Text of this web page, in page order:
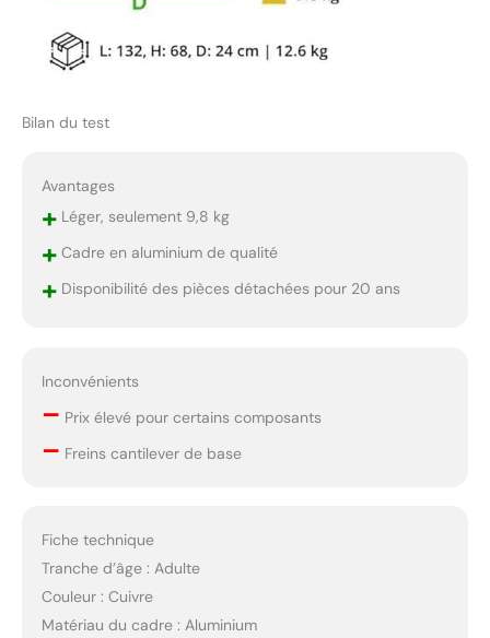
Bilan du test
Avantages
+Léger, seulement 9,8 kg
+Cadre en aluminium de qualité
+Disponibilité des pièces détachées pour 20 ans
Inconvénients
– Prix élevé pour certains composants
– Freins cantilever de base
Fiche technique
Tranche d’âge : Adulte
Couleur : Cuivre
Matériau du cadre : Aluminium